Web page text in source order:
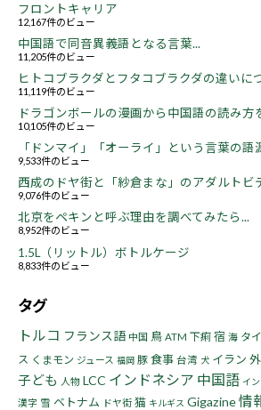
フロントキャリア
12,167件のビュー
中国語で同音異義語となる言葉...
11,205件のビュー
ヒトコブラクダとフタコブラクダの違いに
11,119件のビュー
ドラゴンボールの漫画から中国語の読み方
10,105件のビュー
「ドンマイ」「オーライ」という言葉の語
9,533件のビュー
西成のドヤ街と「紗倉まな」のアダルトビ
9,076件のビュー
北京をペキンと呼ぶ理由を調べてみたら...
8,952件のビュー
1.5L（リットル）ボトルケージ
8,833件のビュー
タグ
トルコ フランス語 中国 鳥 ATM 下痢 宿 海 タイ
ス くまモン ジュース 福岡 豚 食事 台湾 犬 イラン
子ども 人物 LCC インドネシア 中国語 イ
漢字 雪 ベトナム ドヤ街 猫 キルギス Gigazine情